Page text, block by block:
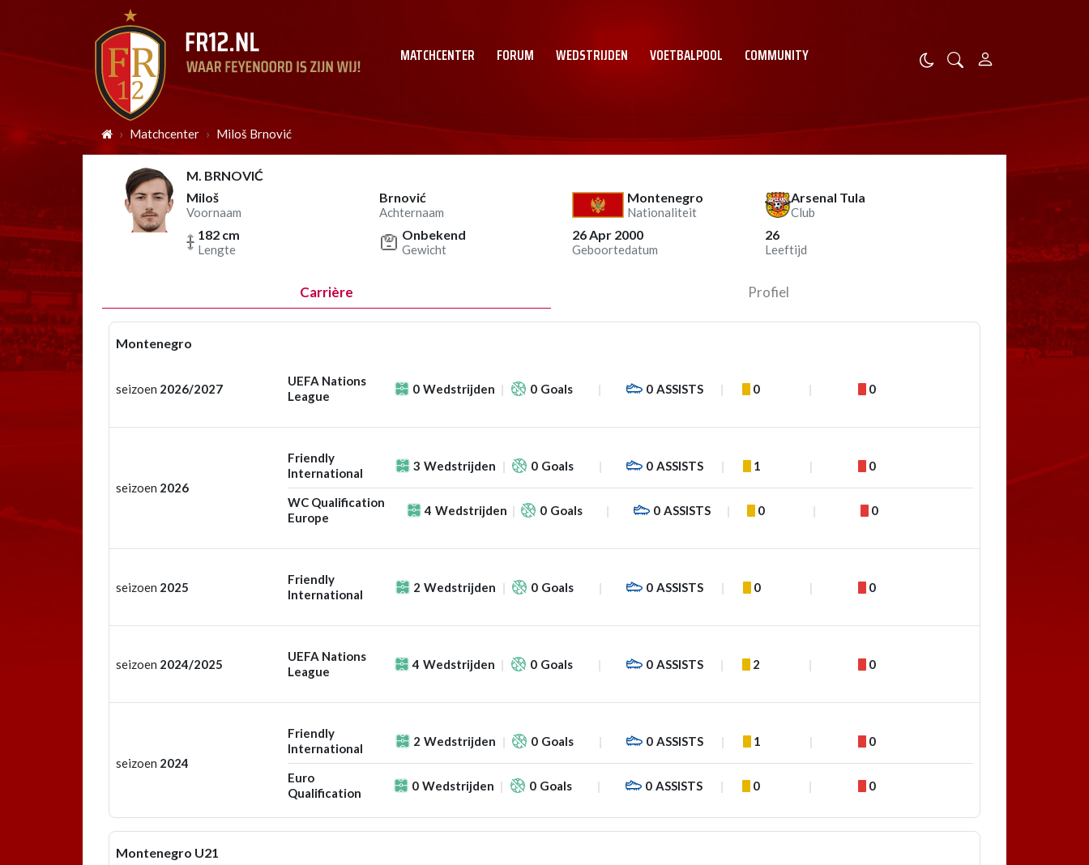
MATCHCENTER FORUM WEDSTRIJDEN VOETBALPOOL COMMUNITY
Matchcenter Miloš Brnović
M. BRNOVIĆ
Miloš
Voornaam
Brnović
Achternaam
Montenegro
Nationaliteit
Arsenal Tula
Club
182 cm
Lengte
Onbekend
Gewicht
26 Apr 2000
Geboortedatum
26
Leeftijd
Carrière Profiel
Montenegro
seizoen 2026/2027
UEFA Nations
League
0 Wedstrijden 0 Goals 0 ASSISTS 0 0
seizoen 2026
Friendly
International
3 Wedstrijden 0 Goals 0 ASSISTS 1 0
WC Qualification
Europe
4 Wedstrijden 0 Goals 0 ASSISTS 0 0
seizoen 2025
Friendly
International
2 Wedstrijden 0 Goals 0 ASSISTS 0 0
seizoen 2024/2025
UEFA Nations
League
4 Wedstrijden 0 Goals 0 ASSISTS 2 0
seizoen 2024
Friendly
International
2 Wedstrijden 0 Goals 0 ASSISTS 1 0
Euro
Qualification
0 Wedstrijden 0 Goals 0 ASSISTS 0 0
Montenegro U21